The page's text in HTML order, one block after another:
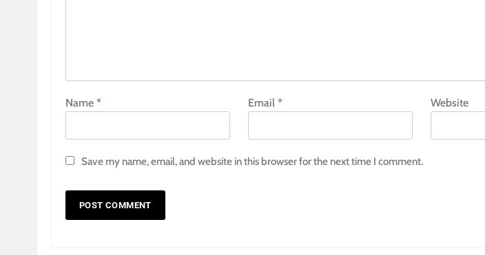
Name * Email* Website
Save my name, email, and website in this browser for the next time I comment.